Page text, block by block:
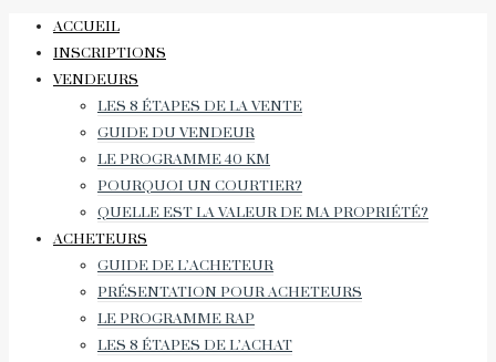
ACCUEIL
INSCRIPTIONS
VENDEURS
LES 8 ÉTAPES DE LA VENTE
GUIDE DU VENDEUR
LE PROGRAMME 40 KM
POURQUOI UN COURTIER?
QUELLE EST LA VALEUR DE MA PROPRIÉTÉ?
ACHETEURS
GUIDE DE L’ACHETEUR
PRÉSENTATION POUR ACHETEURS
LE PROGRAMME RAP
LES 8 ÉTAPES DE L’ACHAT